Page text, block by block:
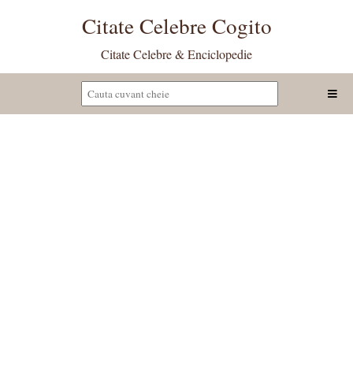
Citate Celebre Cogito
Citate Celebre & Enciclopedie